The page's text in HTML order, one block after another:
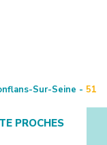
Sur-Seine - 51
PROCHES